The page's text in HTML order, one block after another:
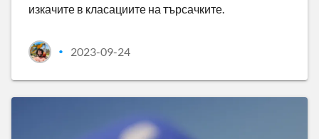
изкачите в класациите на търсачките.
• 2023-09-24